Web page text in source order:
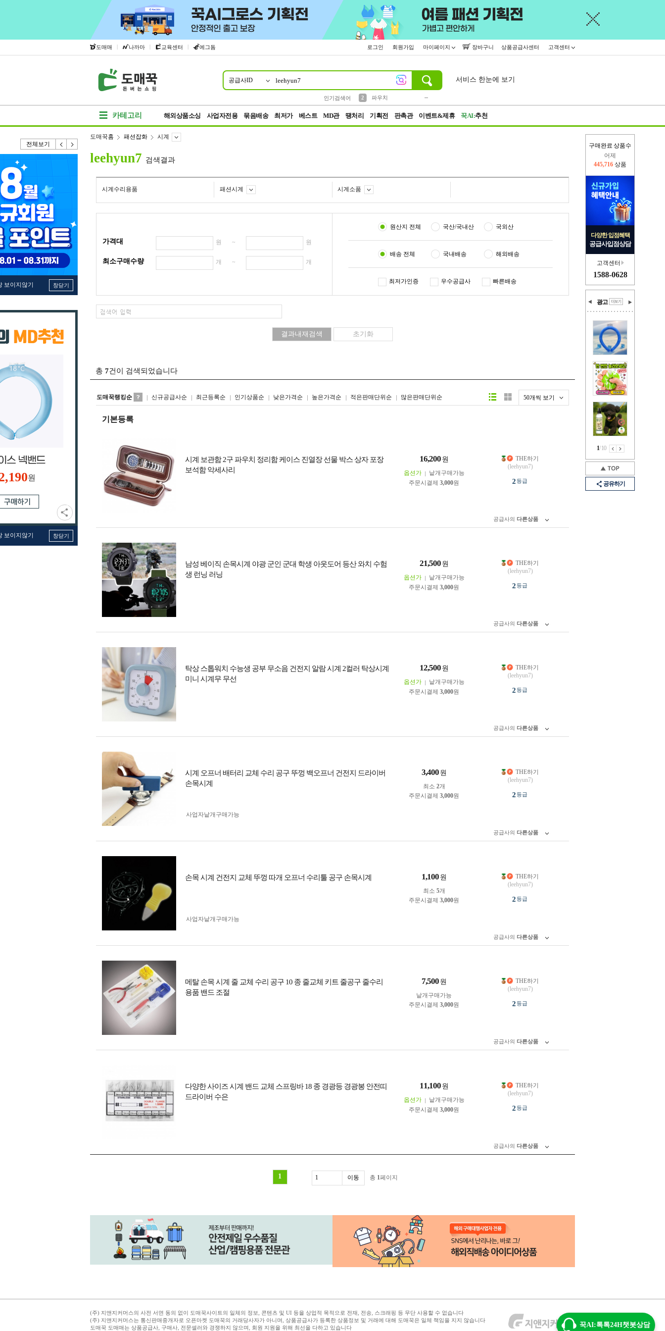
도매매 | 나까마 | 교육센터 | 에그돔 로그인 회원가입 마이페이지 장바구니 상품공급사센터 고객센터
공급사ID
인기검색어
2
파우치
서비스 한눈에 보기
카테고리 해외상품소싱 사업자전용 묶음배송 최저가 베스트 MD관 땡처리 기획전 판촉관 이벤트&제휴 꾹AI:추천
전체보기
보이지않기 창닫기
원
보이지않기 창닫기
구매완료 상품수
어제
445,716 상품
다양한 입점혜택
공급사입점상담
고객센터
1588-0628
광고
1/10
공유하기
도매꾹홈 패션잡화 시계
leehyun7 검색결과
시계수리용품 패션시계 시계소품
가격대 원 ~ 원
최소구매수량 개 ~ 개
원산지 전체 국산/국내산 국외산
배송 전체 국내배송 해외배송
최저가인증 우수공급사 빠른배송
총 7건이 검색되었습니다
도매꾹랭킹순 신규공급사순 최근등록순 인기상품순 낮은가격순 높은가격순 적은판매단위순 많은판매단위순 50개씩 보기
리스트형갤러리형
기본등록
시계 보관함 2구 파우치 정리함 케이스 진열장 선물 박스 상자 포장
보석함 악세사리
16,200 원
옵션가
낱개구매가능
주문시결제 3,000원
THE하기
(leehyun7)
2등급
공급사의 다른상품
남성 베이직 손목시계 야광 군인 군대 학생 아웃도어 등산 와치 수험
생 런닝 러닝
21,500 원
옵션가
낱개구매가능
주문시결제 3,000원
THE하기
(leehyun7)
2등급
공급사의 다른상품
탁상 스톱워치 수능생 공부 무소음 건전지 알람 시계 2컬러 탁상시계
미니 시계무 무선
12,500 원
옵션가
낱개구매가능
주문시결제 3,000원
THE하기
(leehyun7)
2등급
공급사의 다른상품
시계 오프너 배터리 교체 수리 공구 뚜껑 백오프너 건전지 드라이버
손목시계
3,400 원
최소 2개
주문시결제 3,000원
사업자 낱개구매가능
THE하기
(leehyun7)
2등급
공급사의 다른상품
손목 시계 건전지 교체 뚜껑 따개 오프너 수리툴 공구 손목시계 1,100 원
최소 5개
주문시결제 3,000원
사업자 낱개구매가능
THE하기
(leehyun7)
2등급
공급사의 다른상품
메탈 손목 시계 줄 교체 수리 공구 10 종 줄교체 키트 줄공구 줄수리
용품 밴드 조절
7,500 원
낱개구매가능
주문시결제 3,000원
THE하기
(leehyun7)
2등급
공급사의 다른상품
다양한 사이즈 시계 밴드 교체 스프링바 18 종 경광등 경광봉 안전띠
드라이버 수은
11,100 원
옵션가
낱개구매가능
주문시결제 3,000원
THE하기
(leehyun7)
2등급
공급사의 다른상품
1 총 1페이지
(주) 지앤지커머스의 사전 서면 동의 없이 도매꾹사이트의 일체의 정보, 콘텐츠 및 UI 등을 상업적 목적으로 전재, 전송, 스크래핑 등 무단 사용할 수 없습니다
(주) 지앤지커머스는 통신판매중개자로 오픈마켓 도매꾹의 거래당사자가 아니며, 상품공급사가 등록한 상품정보 및 거래에 대해 도매꾹은 일체 책임을 지지 않습니다
도매꾹 도매매는 상품공급사, 구매사, 전문셀러와 경쟁하지 않으며, 회원 지원을 위해 최선을 다하고 있습니다
꾹AI:톡톡24H챗봇상담